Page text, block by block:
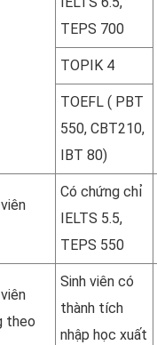
TEPS 700
TOPIK 4
TOEFL ( PBT
550, CBT210,
IBT 80)
Có chứng chỉ
IELTS 5.5,
TEPS 550
theo
Sinh viên có
thành tích
nhập học xuất